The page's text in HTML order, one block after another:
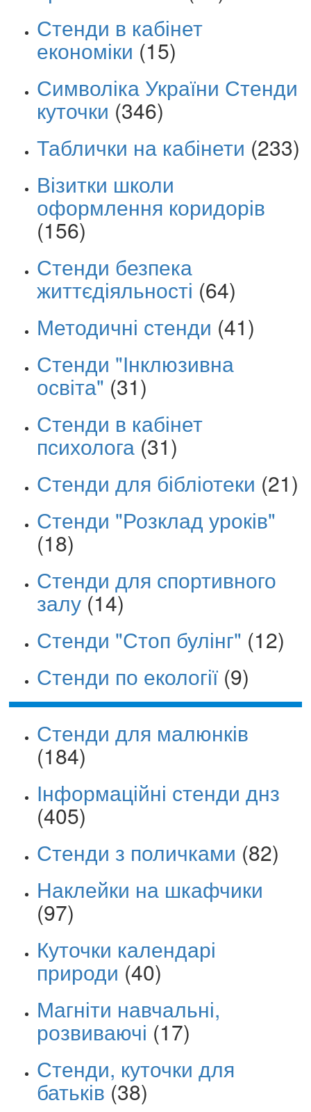
Стенди в кабінет
економіки (15)
Символіка України Стенди
куточки (346)
Таблички на кабінети (233)
Візитки школи
оформлення коридорів
(156)
Стенди безпека
життєдіяльності (64)
Методичні стенди (41)
Стенди "Інклюзивна
освіта" (31)
Стенди в кабінет
психолога (31)
Стенди для бібліотеки (21)
Стенди "Розклад уроків"
(18)
Стенди для спортивного
залу(14)
Стенди "Стоп булінг" (12)
Стенди по екології (9)
Стенди для малюнків
(184)
Інформаційні стенди днз
(405)
Стенди з поличками (82)
Наклейки на шкафчики
(97)
Куточки календарі
природи (40)
Магніти навчальні,
розвиваючі (17)
Стенди, куточки для
батьків (38)